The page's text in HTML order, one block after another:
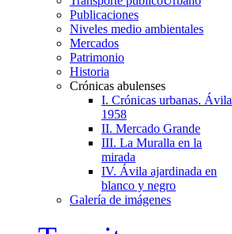
Publicaciones
Niveles medio ambientales
Mercados
Patrimonio
Historia
Crónicas abulenses
I. Crónicas urbanas. Ávila
1958
II. Mercado Grande
III. La Muralla en la
mirada
IV. Ávila ajardinada en
blanco y negro
Galería de imágenes